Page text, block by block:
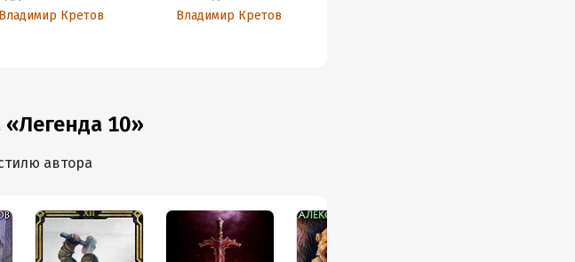
Владимир Кретов
Владимир Кретов
10»
автора